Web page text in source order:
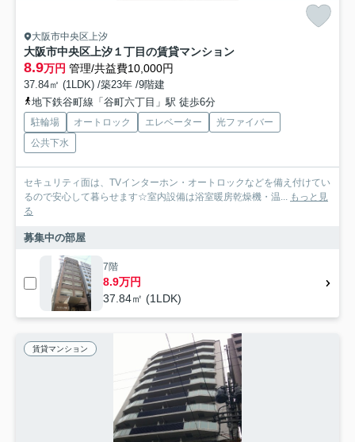
大阪市中央区上汐
大阪市中央区上汐１丁目の賃貸マンション
8.9万円 管理/共益費10,000円
37.84㎡ (1LDK) /築23年 /9階建
地下鉄谷町線「谷町六丁目」駅 徒歩6分
駐輪場 オートロック エレベーター
光ファイバー
公共下水
セキュリティ面は、TVインターホン・オートロックなどを備え付けてい
るので安心して暮らせます☆室内設備は浴室暖房乾燥機・温... もっと見
る
募集中の部屋
7階
8.9万円
37.84㎡ (1LDK)
賃貸マンション